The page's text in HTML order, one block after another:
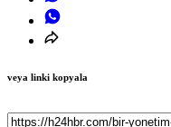
veya linki kopyala